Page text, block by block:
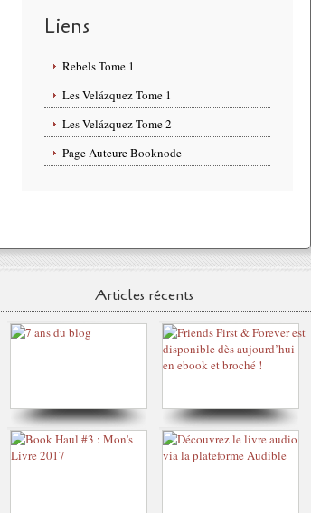
Liens
Rebels Tome 1
Les Velázquez Tome 1
Les Velázquez Tome 2
Page Auteure Booknode
Articles récents